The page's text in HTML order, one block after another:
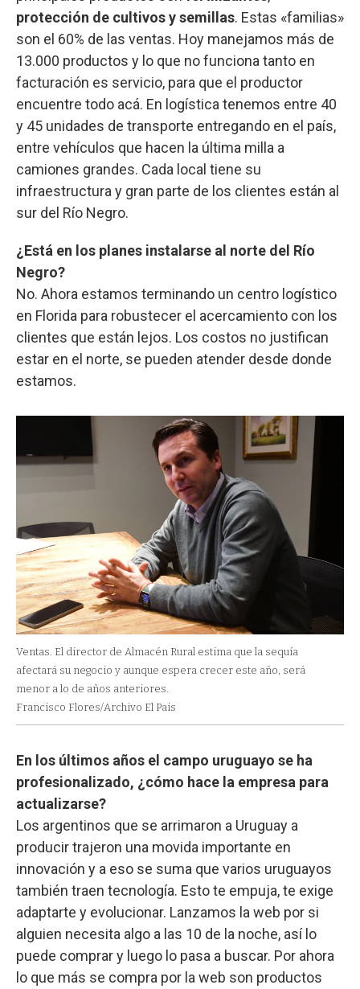
protección de cultivos y semillas. Estas «familias»
son el 60% de las ventas. Hoy manejamos más de
13.000 productos y lo que no funciona tanto en
facturación es servicio, para que el productor
encuentre todo acá. En logística tenemos entre 40
y 45 unidades de transporte entregando en el país,
entre vehículos que hacen la última milla a
camiones grandes. Cada local tiene su
infraestructura y gran parte de los clientes están al
sur del Río Negro.
¿Está en los planes instalarse al norte del Río
Negro?
No. Ahora estamos terminando un centro logístico
en Florida para robustecer el acercamiento con los
clientes que están lejos. Los costos no justifican
estar en el norte, se pueden atender desde donde
estamos.
Ventas. El director de Almacén Rural estima que la sequía
afectará su negocio y aunque espera crecer este año, será
menor a lo de años anteriores.
Francisco Flores/Archivo El Pais
En los últimos años el campo uruguayo se ha
profesionalizado, ¿cómo hace la empresa para
actualizarse?
Los argentinos que se arrimaron a Uruguay a
producir trajeron una movida importante en
innovación y a eso se suma que varios uruguayos
también traen tecnología. Esto te empuja, te exige
adaptarte y evolucionar. Lanzamos la web por si
alguien necesita algo a las 10 de la noche, así lo
puede comprar y luego lo pasa a buscar. Por ahora
lo que más se compra por la web son productos